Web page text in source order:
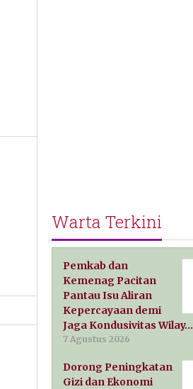
Warta Terkini
Pemkab dan
Kemenag Pacitan
Pantau Isu Aliran
Kepercayaan demi
Jaga Kondusivitas Wilay…
7 Agustus 2026
Dorong Peningkatan
Gizi dan Ekonomi